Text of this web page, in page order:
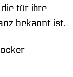
für ihre
bekannt ist.